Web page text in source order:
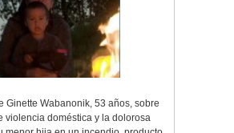
Ginette Wabanonik, 53 años, sobre
violencia doméstica y la dolorosa